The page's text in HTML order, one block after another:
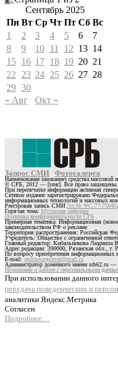
Сентябрь 2025
Пн Вт Ср Чт Пт Сб Вс
1
2 3 4 5 6
7
8
9 10 11 12 13 14
15 16 17 18 19 20 21
22
23 24 25 26 27 28
29 30
« Авг
Окт »
Запрос СМИ Фотогалерея
Наименование (название) средства
© СРБ, 2012 — [year]. Все права защищены.
При перепечатке информации активная
Сетевое издание зарегистрировано
информационных технологий и массовых
Реестровая запись СМИ Эл № ФС 77-75045
Горячая тема: Мусорная реформа
Политика конфиденциальности СРБ
Примерная тематика: Информационная
законодательством РФ о рекламе
Территория распространения: Российская
Учредитель: Общество с ограниченной
Главный редактор: Кибальникова Людмила
Адрес редакции: 390000, Рязанская обл.,
По вопросу приобретения информационных
E-mail:opora-torgsovet@mail.ru
Администратор доменного имени srb62.ru
Положение о работе с персональными
При использовании данного
передача поведенческих и
аналитики Яндекс.Метрика
Согласен
Подробнее…